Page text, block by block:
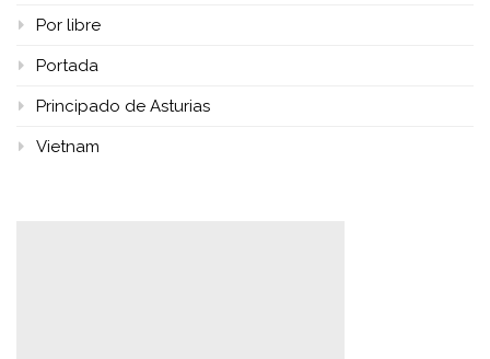
Por libre
Portada
Principado de Asturias
Vietnam